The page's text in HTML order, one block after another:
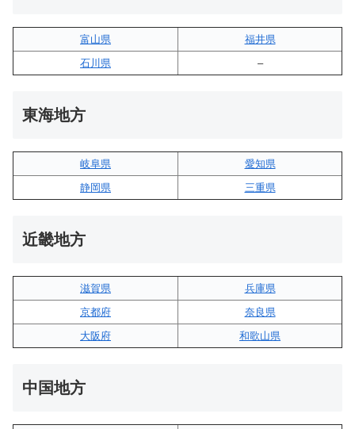
富山県
福井県
石川県
–
東海地方
岐阜県
愛知県
静岡県
三重県
近畿地方
滋賀県
兵庫県
京都府
奈良県
大阪府
和歌山県
中国地方